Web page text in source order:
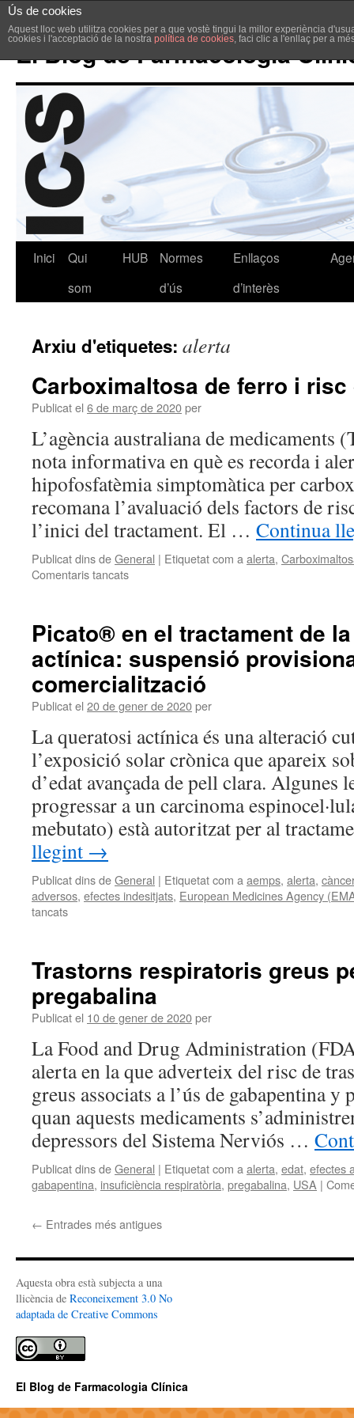
Ús de cookies
Aquest lloc web utilitza cookies per a que vostè tingui la millor experiència
cookies i l'acceptació de la nostra política de cookies, faci clic a l'enllaç per a
El Blog de Farmacologia
Inici
Qui
som
HUB
Normes
d’ús
Enllaços
d’interès
Arxiu d'etiquetes: alerta
Carboximaltosa de ferro i risc
Publicat el 6 de març de 2020per
L’agència australiana de medicaments
nota informativa en què es recorda i
hipofosfatèmia simptomàtica per
recomana l’avaluació dels factors de
l’inici del tractament. El … Continua
Publicat dins deGeneral | Etiquetat com a alerta,
Comentaris tancats
Picato® en el tractament de
actínica: suspensió
comercialització
Publicat el 20 de gener de 2020per
La queratosi actínica és una alteració
l’exposició solar crònica que apareix
d’edat avançada de pell clara. Algunes
progressar a un carcinoma
mebutato) està autoritzat per al
llegint →
Publicat dins deGeneral | Etiquetat com a aemps, alerta,
adversos, efectes indesitjats, European Medicines Agency
tancats
Trastorns respiratoris greus
pregabalina
Publicat el 10 de gener de 2020per
La Food and Drug Administration
alerta en la que adverteix del risc de
greus associats a l’ús de gabapentina y
quan aquests medicaments
depressors del Sistema Nerviós …
Publicat dins deGeneral | Etiquetat com a alerta, edat, efectes
gabapentina, insuficiència respiratòria, pregabalina, USA |
← Entrades més antigues
Aquesta obra està subjecta a una
llicència de Reconeixement 3.0 No
adaptada de Creative Commons
El Blog de Farmacologia Clínica